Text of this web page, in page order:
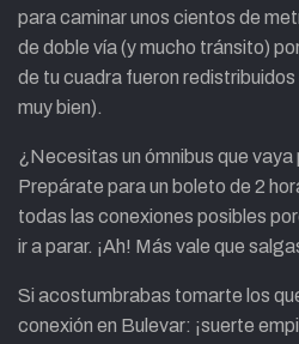
para caminar unos cientos de
de doble vía (y mucho tránsito)
de tu cuadra fueron
muy bien).
¿Necesitas un ómnibus que
Prepárate para un boleto de 2
todas las conexiones posibles
ir a parar. ¡Ah! Más vale que
Si acostumbrabas tomarte los
conexión en Bulevar: ¡suerte